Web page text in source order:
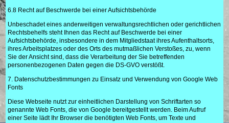
6.8 Recht auf Beschwerde bei einer Aufsichtsbehörde
Unbeschadet eines anderweitigen verwaltungsrechtlichen oder gerichtlichen
Rechtsbehelfs steht Ihnen das Recht auf Beschwerde bei einer
Aufsichtsbehörde, insbesondere in dem Mitgliedstaat ihres Aufenthaltsorts,
ihres Arbeitsplatzes oder des Orts des mutmaßlichen Verstoßes, zu, wenn
Sie der Ansicht sind, dass die Verarbeitung der Sie betreffenden
personenbezogenen Daten gegen die DS-GVO verstößt.
7. Datenschutzbestimmungen zu Einsatz und Verwendung von Google Web
Fonts
Diese Webseite nutzt zur einheitlichen Darstellung von Schriftarten so
genannte Web Fonts, die von Google bereitgestellt werden. Beim Aufruf
einer Seite lädt Ihr Browser die benötigten Web Fonts, um Texte und